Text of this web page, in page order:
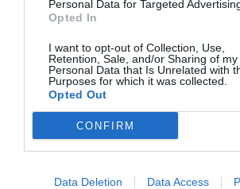
Personal Data for Targeted
Opted In
I want to opt-out of Collection, Use,
Retention, Sale, and/or Sharing of my
Personal Data that Is Unrelated with
Purposes for which it was collected.
Opted Out
CONFIRM
Data Deletion Data Access